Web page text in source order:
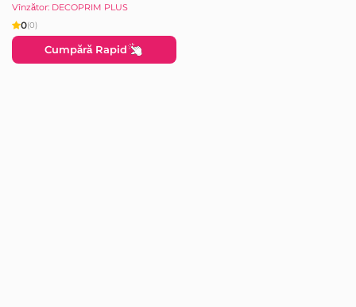
Vînzător: DECOPRIM PLUS
0(0)
Cumpără Rapid